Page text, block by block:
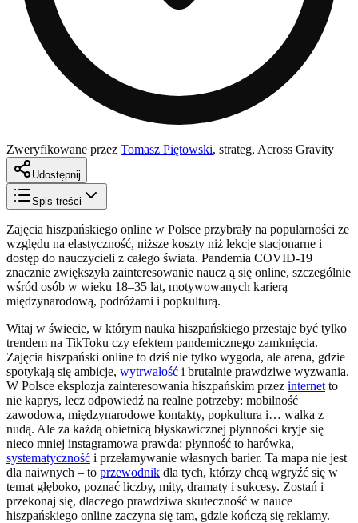
Zweryfikowane przez Tomasz Piętowski, strateg, Across Gravity
Udostępnij
Spis treści
Zajęcia hiszpańskiego online w Polsce przybrały na popularności ze
względu na elastyczność, niższe koszty niż lekcje stacjonarne i
dostęp do nauczycieli z całego świata. Pandemia COVID-19
znacznie zwiększyła zainteresowanie naucz ą się online, szczególnie
wśród osób w wieku 18–35 lat, motywowanych karierą
międzynarodową, podróżami i popkulturą.
Witaj w świecie, w którym nauka hiszpańskiego przestaje być tylko
trendem na TikToku czy efektem pandemicznego zamknięcia.
Zajęcia hiszpański online to dziś nie tylko wygoda, ale arena, gdzie
spotykają się ambicje, wytrwałość i brutalnie prawdziwe wyzwania.
W Polsce eksplozja zainteresowania hiszpańskim przez internet to
nie kaprys, lecz odpowiedź na realne potrzeby: mobilność
zawodowa, międzynarodowe kontakty, popkultura i… walka z
nudą. Ale za każdą obietnicą błyskawicznej płynności kryje się
nieco mniej instagramowa prawda: płynność to harówka,
systematyczność i przełamywanie własnych barier. Ta mapa nie jest
dla naiwnych – to przewodnik dla tych, którzy chcą wgryźć się w
temat głęboko, poznać liczby, mity, dramaty i sukcesy. Zostań i
przekonaj się, dlaczego prawdziwa skuteczność w nauce
hiszpańskiego online zaczyna się tam, gdzie kończą się reklamy.